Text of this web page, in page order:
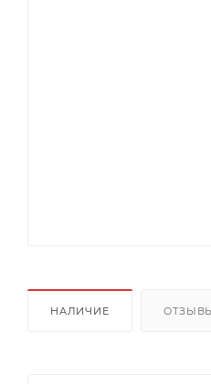
НАЛИЧИЕ